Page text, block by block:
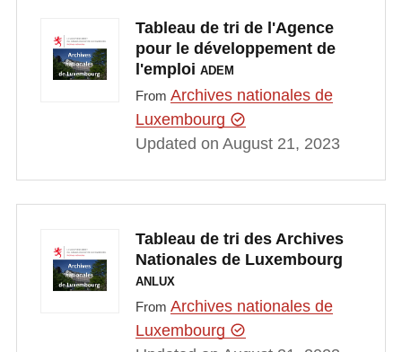
Tableau de tri de l'Agence
pour le développement de
l'emploi ADEM
From Archives nationales de
Luxembourg
Updated on August 21, 2023
Tableau de tri des Archives
Nationales de Luxembourg
ANLUX
From Archives nationales de
Luxembourg